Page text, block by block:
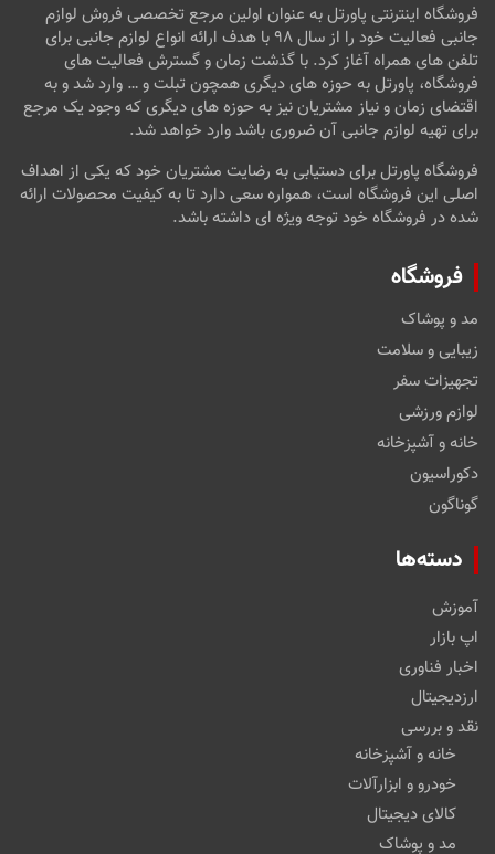
فروشگاه اینترنتی پاورتل به عنوان اولین مرجع تخصصی فروش لوازم
جانبی فعالیت خود را از سال ۹۸ با هدف ارائه انواع لوازم جانبی برای
تلفن های همراه آغاز کرد. با گذشت زمان و گسترش فعالیت های
فروشگاه، پاورتل به حوزه های دیگری همچون تبلت و … وارد شد و به
اقتضای زمان و نیاز مشتریان نیز به حوزه های دیگری که وجود یک مرجع
برای تهیه لوازم جانبی آن ضروری باشد وارد خواهد شد.
فروشگاه پاورتل برای دستیابی به رضایت مشتریان خود که یکی از اهداف
اصلی این فروشگاه است، همواره سعی دارد تا به کیفیت محصولات ارائه
شده در فروشگاه خود توجه ویژه ای داشته باشد.
فروشگاه
مد و پوشاک
زیبایی و سلامت
تجهیزات سفر
لوازم ورزشی
خانه و آشپزخانه
دکوراسیون
گوناگون
دسته‌ها
آموزش
اپ بازار
اخبار فناوری
ارزدیجیتال
نقد و بررسی
خانه و آشپزخانه
خودرو و ابزارآلات
کالای دیجیتال
مد و پوشاک